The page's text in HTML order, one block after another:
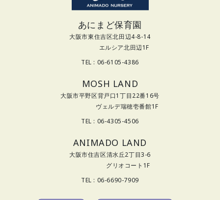
あにまど保育園
大阪市東住吉区北田辺4-8-14
エルシア北田辺1F
TEL : 06-6105-4386
MOSH LAND
大阪市平野区背戸口1丁目22番16号
ヴェルデ瑞穂壱番館1F
TEL : 06-4305-4506
ANIMADO LAND
大阪市住吉区清水丘2丁目3-6
グリオコート1F
TEL : 06-6690-7909